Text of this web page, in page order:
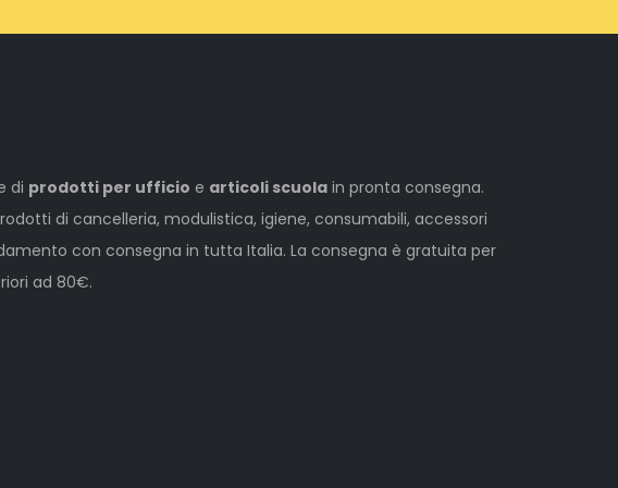
di prodotti per ufficio e articoli scuola in pronta consegna.
di cancelleria, modulistica, igiene, consumabili, accessori
con consegna in tutta Italia. La consegna è gratuita per
ad 80€.